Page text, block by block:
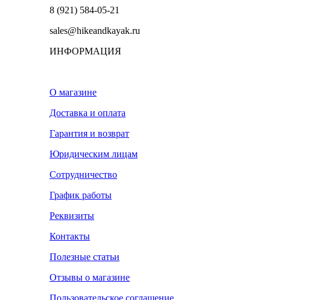
8 (921) 584-05-21
sales@hikeandkayak.ru
ИНФОРМАЦИЯ
О магазине
Доставка и оплата
Гарантия и возврат
Юридическим лицам
Сотрудничество
График работы
Реквизиты
Контакты
Полезные статьи
Отзывы о магазине
Пользовательское соглашение